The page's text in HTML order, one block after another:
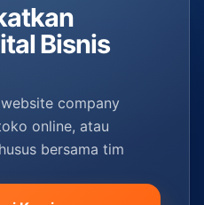
Bisnis
company
online, atau
bersama tim